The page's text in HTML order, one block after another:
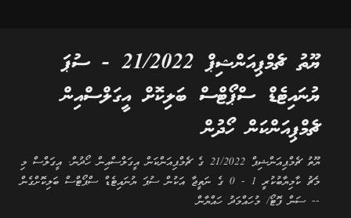
ޔޫތު ޗެމްޕިއަންޝިޕް 21/2022 - ސުޕަ
ޔުނައިޓެޑް ސްޕޯޓްސް ބަލިކޮށް އީގަލްސްއިން
ޗެމްޕިއަންކަން ހޯދުން
ޔޫތު ޗެމްޕިއަންޝިޕް 21/2022 ގެ ޗެމްޕިއަންކަން އީގަލްސްއިން ހޯދުން. އީގަލްސް މި
މެޗު ކާމިޔާބުކުރީ 1 - 0 ގެ ނަތީޖާ އަކުން ސުޕަ ޔުނައިޓެޑް ސްޕޯޓްސް ބަލިކޮށްގެން
-- ސަން ފޮޓޯ/ މުހައްމަދު ހައްޔާން